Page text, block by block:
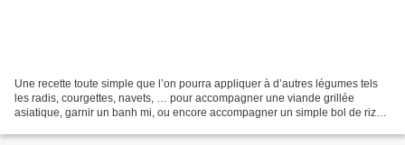
Une recette toute simple que l’on pourra appliquer à d’autres légumes tels
les radis, courgettes, navets, … pour accompagner une viande grillée
asiatique, garnir un banh mi, ou encore accompagner un simple bol de riz